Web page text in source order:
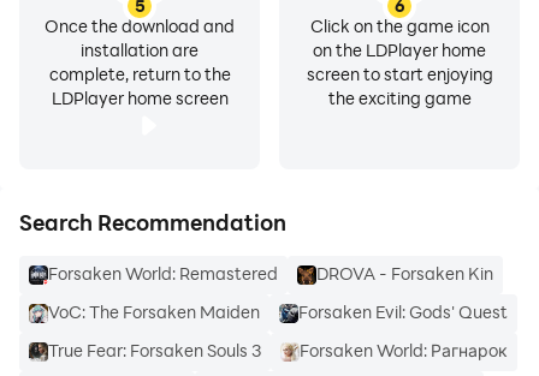
5
Once the download and
installation are
complete, return to the
LDPlayer home screen
6
Click on the game icon
on the LDPlayer home
screen to start enjoying
the exciting game
Search Recommendation
Forsaken World: Remastered
DROVA - Forsaken Kin
VoC: The Forsaken Maiden
Forsaken Evil: Gods' Quest
True Fear: Forsaken Souls 3
Forsaken World: Рагнарoк